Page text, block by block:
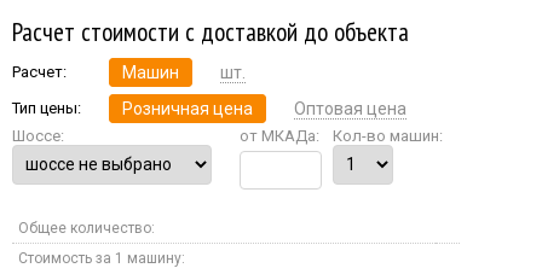
Расчет стоимости с доставкой до объекта
Расчет: Машин шт.
Тип цены: Розничная цена Оптовая цена
Шоссе: от МКАДа: Кол-во машин:
Общее количество:
Стоимость за 1 машину: